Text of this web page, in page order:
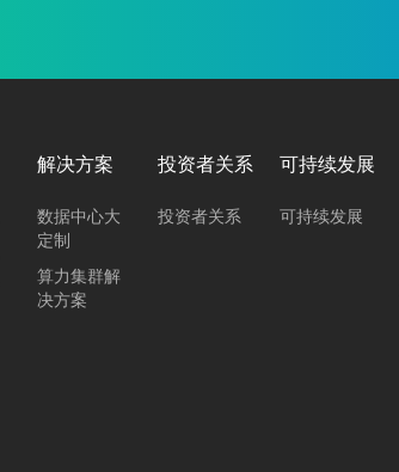
解决方案
数据中心大
定制
算力集群解
决方案
投资者关系
投资者关系
可持续发展
可持续发展